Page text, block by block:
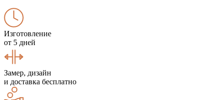
Изготовление
от 5 дней
Замер, дизайн
и доставка бесплатно